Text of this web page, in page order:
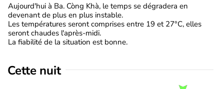
Aujourd'hui à Ba. Còng Khà, le temps se dégradera en
devenant de plus en plus instable.
Les températures seront comprises entre 19 et 27°C, elles
seront chaudes l'après-midi.
La fiabilité de la situation est bonne.
Cette nuit